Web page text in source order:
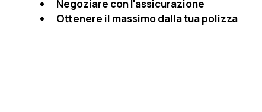
Negoziare con l'assicurazione
Ottenere il massimo dalla tua polizza